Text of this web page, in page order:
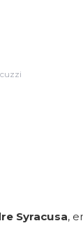
Syracusa,